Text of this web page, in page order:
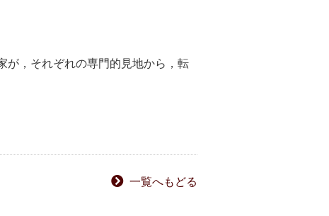
が，それぞれの専門的見地から，転
一覧へもどる